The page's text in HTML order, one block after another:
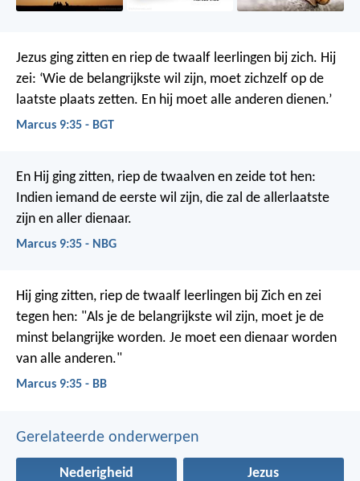
Jezus ging zitten en riep de twaalf leerlingen bij zich. Hij
zei: ‘Wie de belangrijkste wil zijn, moet zichzelf op de
laatste plaats zetten. En hij moet alle anderen dienen.’
Marcus 9:35 - BGT
En Hij ging zitten, riep de twaalven en zeide tot hen:
Indien iemand de eerste wil zijn, die zal de allerlaatste
zijn en aller dienaar.
Marcus 9:35 - NBG
Hij ging zitten, riep de twaalf leerlingen bij Zich en zei
tegen hen: "Als je de belangrijkste wil zijn, moet je de
minst belangrijke worden. Je moet een dienaar worden
van alle anderen."
Marcus 9:35 - BB
Gerelateerde onderwerpen
Nederigheid Jezus